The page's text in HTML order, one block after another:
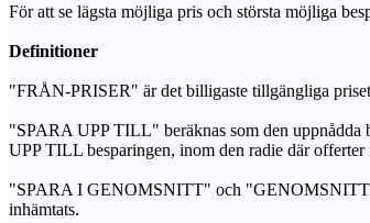
För att se lägsta möjliga pris och största möjliga
Definitioner
"FRÅN-PRISER" är det billigaste tillgängliga
"SPARA UPP TILL" beräknas som den uppnådda
UPP TILL besparingen, inom den radie där offerter
"SPARA I GENOMSNITT" och
inhämtats.